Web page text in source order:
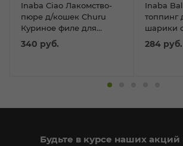
Inaba Ciao Лакомство-
пюре д/кошек Churu
Куриное филе для
поддержания здоровья
кожи и шерсти 14г * 4
340 руб.
Inaba
топпинг
шарики
10г*3шт
284 руб.
Будьте в курсе наших акций